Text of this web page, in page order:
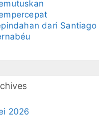
dari Santiago
2026